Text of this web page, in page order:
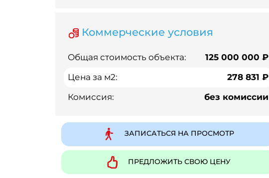
Коммерческие условия
Общая стоимость объекта:
125 000 000 ₽
Цена за м2:
278 831 ₽
Комиссия:
без комиссии
ЗАПИСАТЬСЯ НА ПРОСМОТР
ПРЕДЛОЖИТЬ СВОЮ ЦЕНУ